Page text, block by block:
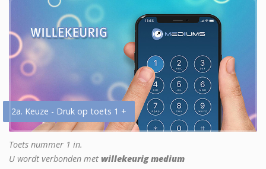
2a. Keuze - Druk op toets 1 +
Toets nummer 1 in.
U wordt verbonden met willekeurig medium